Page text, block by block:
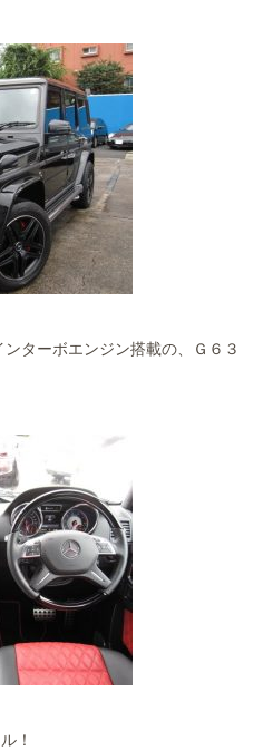
ターボエンジン搭載の、Ｇ６３
！